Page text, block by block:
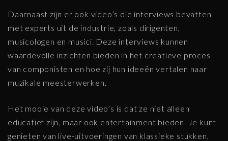
Daarnaast zijn er ook video’s die interviews bevatten
met experts uit de industrie, zoals dirigenten,
musicologen en musici. Deze interviews kunnen
waardevolle inzichten bieden in het creatieve proces
van componisten en hoe zij hun ideeën vertalen naar
muzikale meesterwerken.
Het mooie van deze video’s is dat ze niet alleen
educatief zijn, maar ook entertainment bieden. Je kunt
genieten van live-uitvoeringen van klassieke stukken,